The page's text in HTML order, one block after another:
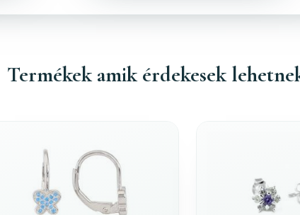
Termékek amik érdekesek